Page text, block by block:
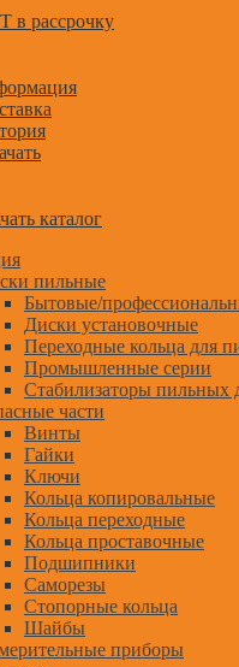
в рассрочку
каталог
пильные
Бытовые/
Диски установочные
Переходные кольца для
Промышленные серии
Стабилизаторы пильных
части
Винты
Гайки
Ключи
Кольца копировальные
Кольца переходные
Кольца проставочные
Подшипники
Саморезы
Стопорные кольца
Шайбы
приборы